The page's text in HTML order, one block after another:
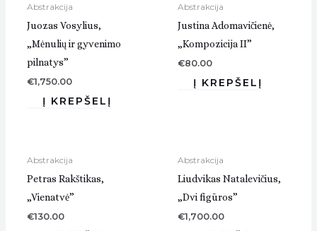
Abstrakcija
Juozas Vosylius,
„Mėnulių ir gyvenimo
pilnatys”
€1,750.00
Abstrakcija
Justina Adomavičienė,
„Kompozicija II”
€80.00
Abstrakcija
Petras Rakštikas,
„Vienatvė”
€130.00
Abstrakcija
Liudvikas Natalevičius,
„Dvi figūros”
€1,700.00